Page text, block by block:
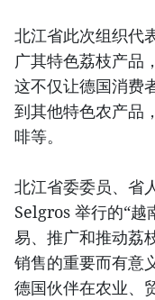
北江省此次组织代
广其特色荔枝产品
这不仅让德国消费
到其他特色农产品
啡等。
北江省委委员、省
Selgros 举行的“越
易、推广和推动荔
销售的重要而有意
德国伙伴在农业、